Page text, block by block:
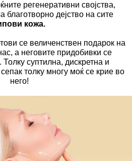
регенеративни својства,
благотворно дејство на сите
кожа.
се величенствен подарок на
а неговите придобивки се
суптилна, дискретна и
толку многу моќ се крие во
него!